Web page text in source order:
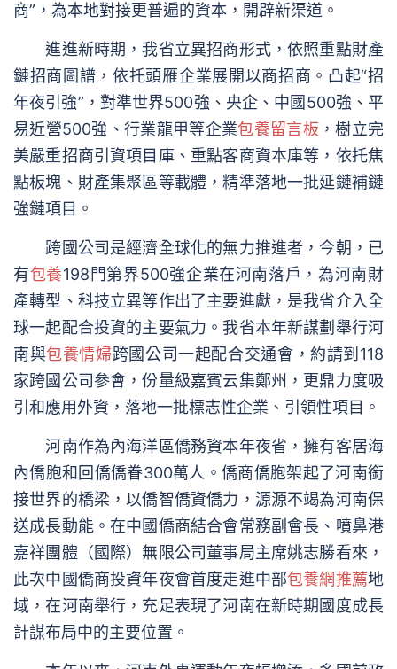
商”，為本地對接更普遍的資本，開辟新渠道。
進進新時期，我省立異招商形式，依照重點財產
鏈招商圖譜，依托頭雁企業展開以商招商。凸起“招
年夜引強”，對準世界500強、央企、中國500強、平
易近營500強、行業龍甲等企業包養留言板 ，樹立完
美嚴重招商引資項目庫、重點客商資本庫等，依托焦
點板塊、財產集聚區等載體，精準落地一批延鏈補鏈
強鏈項目。
跨國公司是經濟全球化的無力推進者，今朝，已
有包養198門第界500強企業在河南落戶，為河南財
產轉型、科技立異等作出了主要進獻，是我省介入全
球一起配合投資的主要氣力。我省本年新謀劃舉行河
南與包養情婦跨國公司一起配合交通會，約請到118
家跨國公司參會，份量級嘉賓云集鄭州，更鼎力度吸
引和應用外資，落地一批標志性企業、引領性項目。
河南作為內海洋區僑務資本年夜省，擁有客居海
內僑胞和回僑僑眷300萬人。僑商僑胞架起了河南銜
接世界的橋梁，以僑智僑資僑力，源源不竭為河南保
送成長動能。在中國僑商結合會常務副會長、噴鼻港
嘉祥團體（國際）無限公司董事局主席姚志勝看來，
此次中國僑商投資年夜會首度走進中部包養網推薦地
域，在河南舉行，充足表現了河南在新時期國度成長
計謀布局中的主要位置。